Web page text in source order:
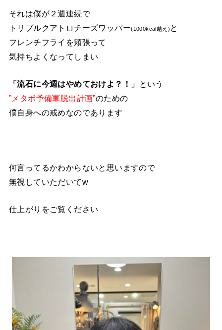
それは僕が２週連続で
トリプルクアトロチーズワッパー(1000kcal越え) と
フレンチフライを頬張って
気持ちよくなってしまい
「流石に今週はやめておけよ？！」
という
”メタボ予備軍脱出計画”のための
僕自身への戒めなのであります
何言ってるかわからないと思いますので
無視していただいてw
仕上がりをご覧ください